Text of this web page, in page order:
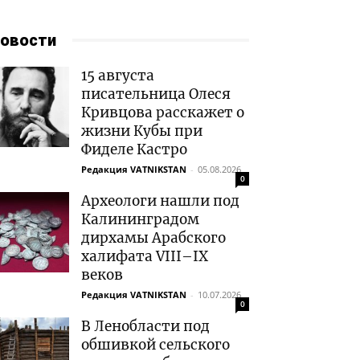
15 августа
писательница Олеся
Кривцова расскажет о
жизни Кубы при
Фиделе Кастро
Редакция VATNIKSTAN - 05.08.2026
0
Археологи нашли под
Калининградом
дирхамы Арабского
халифата VIII–IX
веков
Редакция VATNIKSTAN - 10.07.2026
0
В Ленобласти под
обшивкой сельского